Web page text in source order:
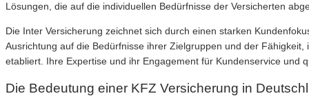
Lösungen, die auf die individuellen Bedürfnisse der Versicherten
Die Inter Versicherung zeichnet sich durch einen starken
Ausrichtung auf die Bedürfnisse ihrer Zielgruppen und der
etabliert. Ihre Expertise und ihr Engagement für Kundenservice und
Die Bedeutung einer KFZ Versicherung in